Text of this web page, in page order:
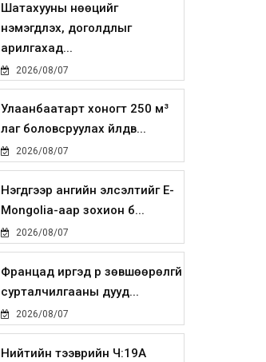
Шатахууны нөөцийг
нэмэгдүүлэх, доголдлыг
арилгахад...
2026/08/07
Улаанбаатарт хоногт 250 м³
лаг боловсруулах үйлдв...
2026/08/07
Нэгдүгээр ангийн элсэлтийг E-
Mongolia-аар зохион б...
2026/08/07
Францад иргэд рүү зөвшөөрөлгүй
сурталчилгааны дууд...
2026/08/07
Нийтийн тээврийн Ч:19А